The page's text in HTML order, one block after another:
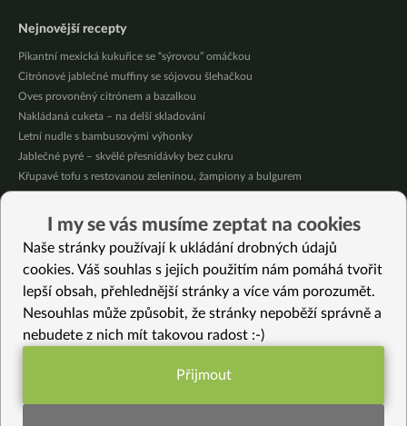
Nejnovější recepty
Pikantní mexická kukuřice se “sýrovou” omáčkou
Citrónové jablečné muffiny se sójovou šlehačkou
Oves provoněný citrónem a bazalkou
Nakládaná cuketa – na delší skladování
Letní nudle s bambusovými výhonky
Jablečné pyré – skvělé přesnídávky bez cukru
Křupavé tofu s restovanou zeleninou, žampiony a bulgurem
Mrkvovo-dýňová krémová polévka
Osvěžující kuskus
Krémové fazole s pečeným česnekem
Restovaná basmati s pórkem a sezamem
Vegan vaječná tlačenka
Online vaření 1 – Květáková polévka, fazole na paprice, celozrnné noky a
Lízátka bez lepku
I my se vás musíme zeptat na cookies
Naše stránky používají k ukládání drobných údajů
cookies. Váš souhlas s jejich použitím nám pomáhá tvořit
lepší obsah, přehlednější stránky a více vám porozumět.
Nesouhlas může způsobit, že stránky nepoběží správně a
nebudete z nich mít takovou radost :-)
Funkční nastavení potřebujeme (vždy
Přijmout